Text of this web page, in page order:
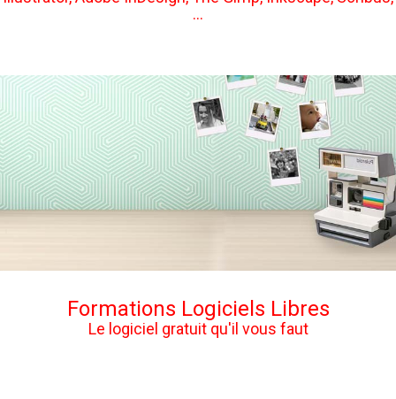
...
Formations Logiciels Libres
Le logiciel gratuit qu'il vous faut